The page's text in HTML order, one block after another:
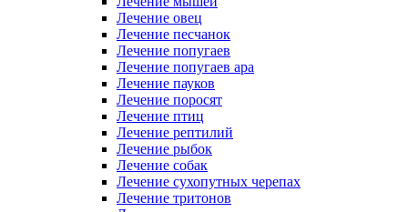
Лечение овец
Лечение песчанок
Лечение попугаев
Лечение попугаев ара
Лечение пауков
Лечение поросят
Лечение птиц
Лечение рептилий
Лечение рыбок
Лечение собак
Лечение сухопутных черепах
Лечение тритонов